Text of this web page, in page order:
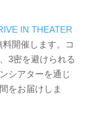
IN THEATER
開催します。コ
3密を避けられる
シアターを通じ
をお届けしま